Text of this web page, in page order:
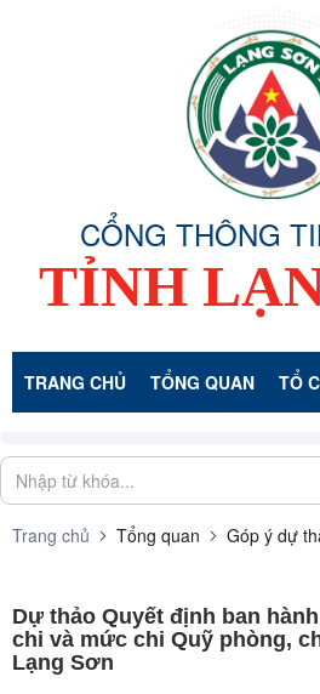
CỔNG THÔNG
TỈNH
TRANG CHỦ TỔNG QUAN TỔ
Trang chủ Tổng quan Góp ý dự
Dự thảo Quyết định ban
chi và mức chi Quỹ phòng,
Lạng Sơn